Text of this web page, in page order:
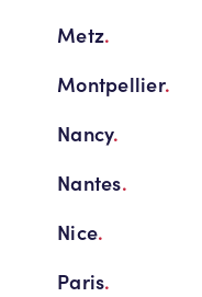
Metz.
Montpellier.
Nancy.
Nantes.
Nice.
Paris.